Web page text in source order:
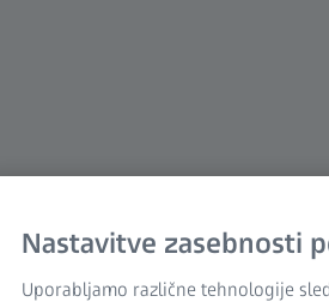
Nastavitve zasebnosti
Uporabljamo različne tehnologije